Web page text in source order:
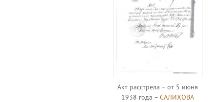
Акт расстрела – от 5 июня
1938 года – САЛИХОВА